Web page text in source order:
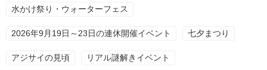
水かけ祭り・ウォーターフェス
2026年9月19日～23日の連休開催イベント 七夕まつり
アジサイの見頃 リアル謎解きイベント